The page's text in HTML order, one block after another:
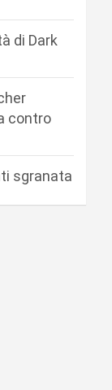
di Dark
contro
sgranata